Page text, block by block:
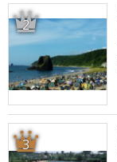
2
3